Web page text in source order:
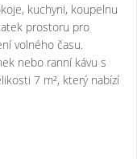
kuchyni, koupelnu
prostoru pro
volného času.
nebo ranní kávu s
7 m², který nabízí